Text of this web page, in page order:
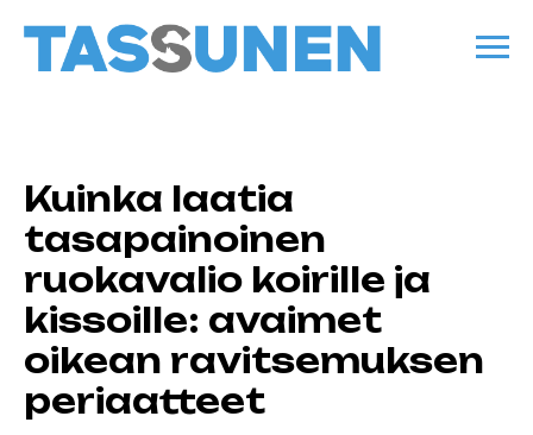
Kuinka laatia
tasapainoinen
ruokavalio koirille ja
kissoille: avaimet
oikean ravitsemuksen
periaatteet